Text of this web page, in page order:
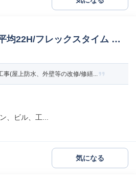
均22H/フレックスタイム 不
(屋上防水、外壁等の改修/修繕...
、ビル、工...
気になる